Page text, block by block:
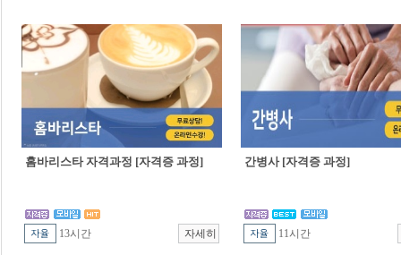
홈바리스타 자격과정 [자격증 과정]
13시간
간병사 [자격증 과정]
11시간